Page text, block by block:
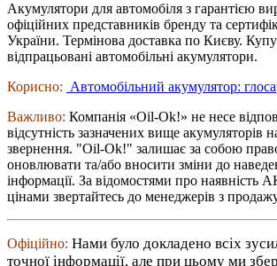
Акумулятори для автомобіля з гарантією
офіційних представників бренду та
України. Термінова доставка по Києву.
відпрацьовані автомобільні акумулятори.
Корисно: Автомобільний акумулятор:
Важливо: Компанія «Oil-Ok!» не несе
відсутність зазначених вище акумуляторів
звернення. "Oil-Ok!" залишає за собою
оновлювати та/або вносити зміни до
інформації. За відомостями про наявність
цінами звертайтесь до менеджерів з
Офіційно: Нами було докладено всіх
точної інформації, але при цьому ми